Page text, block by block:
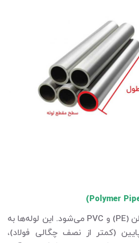
شامل لوله‌های پلی‌اتیلن (PE) و PVC می‌شود. این لوله‌ها به
(کمتر از نصف چگالی فولاد)،